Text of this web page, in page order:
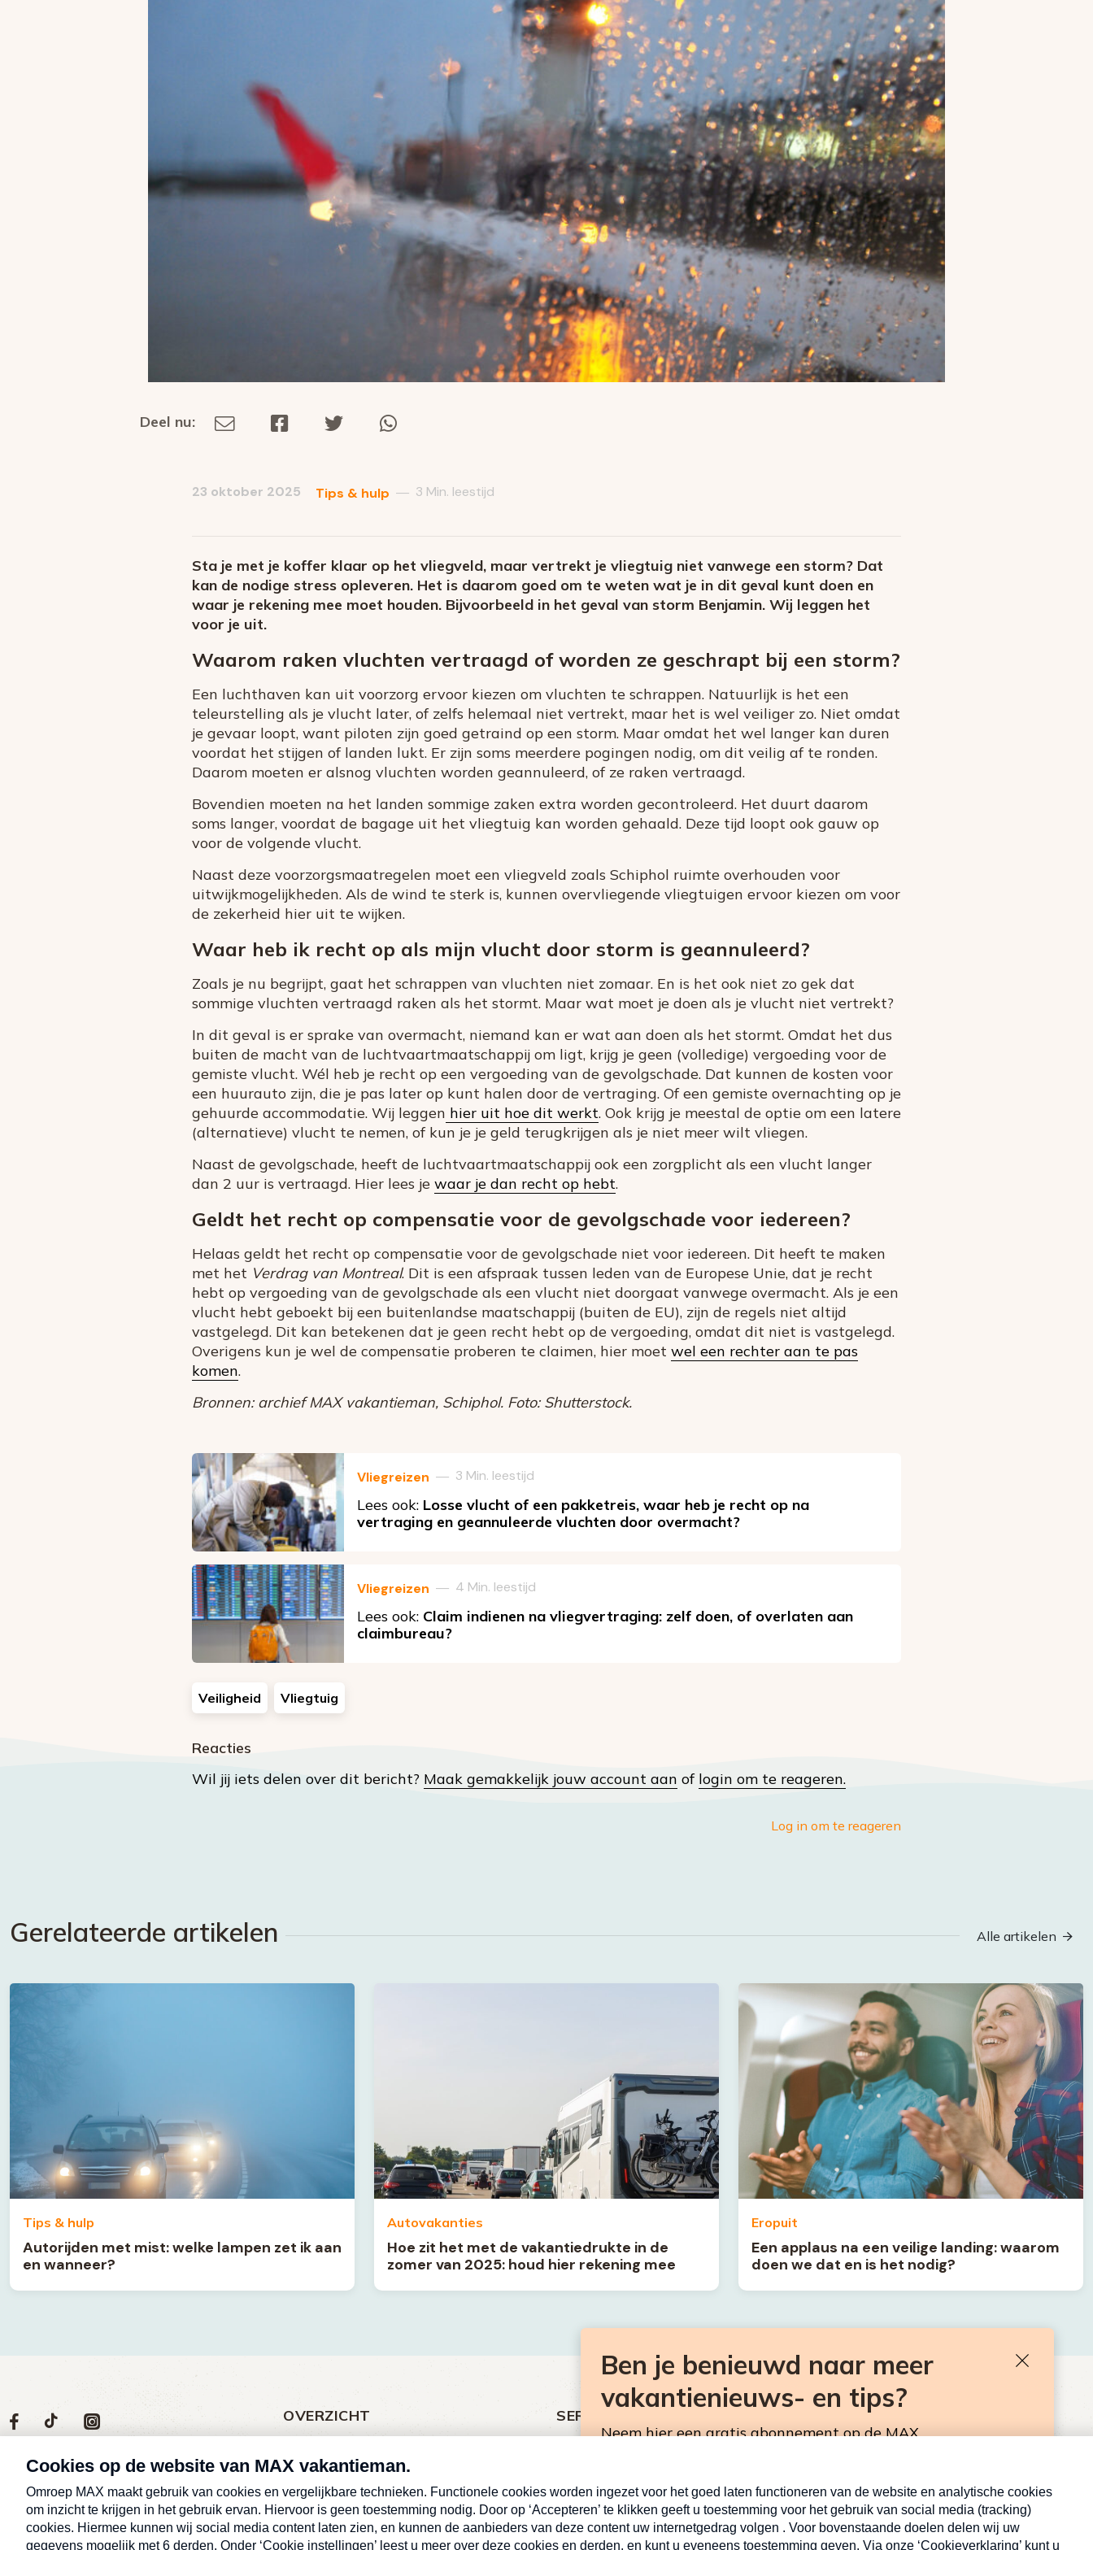
Deel
Deel nu:
mail
23 oktober 2025 Tips & hulp — 3 Min. leestijd
Sta je met je koffer klaar op het vliegveld, maar vertrekt je vliegtuig niet vanwege een storm? Dat
kan de nodige stress opleveren. Het is daarom goed om te weten wat je in dit geval kunt doen en
waar je rekening mee moet houden. Bijvoorbeeld in het geval van storm Benjamin. Wij leggen het
voor je uit.
Waarom raken vluchten vertraagd of worden ze geschrapt bij een storm?
Een luchthaven kan uit voorzorg ervoor kiezen om vluchten te schrappen. Natuurlijk is het een
teleurstelling als je vlucht later, of zelfs helemaal niet vertrekt, maar het is wel veiliger zo. Niet omdat
je gevaar loopt, want piloten zijn goed getraind op een storm. Maar omdat het wel langer kan duren
voordat het stijgen of landen lukt. Er zijn soms meerdere pogingen nodig, om dit veilig af te ronden.
Daarom moeten er alsnog vluchten worden geannuleerd, of ze raken vertraagd.
Bovendien moeten na het landen sommige zaken extra worden gecontroleerd. Het duurt daarom
soms langer, voordat de bagage uit het vliegtuig kan worden gehaald. Deze tijd loopt ook gauw op
voor de volgende vlucht.
Naast deze voorzorgsmaatregelen moet een vliegveld zoals Schiphol ruimte overhouden voor
uitwijkmogelijkheden. Als de wind te sterk is, kunnen overvliegende vliegtuigen ervoor kiezen om voor
de zekerheid hier uit te wijken.
Waar heb ik recht op als mijn vlucht door storm is geannuleerd?
Zoals je nu begrijpt, gaat het schrappen van vluchten niet zomaar. En is het ook niet zo gek dat
sommige vluchten vertraagd raken als het stormt. Maar wat moet je doen als je vlucht niet vertrekt?
In dit geval is er sprake van overmacht, niemand kan er wat aan doen als het stormt. Omdat het dus
buiten de macht van de luchtvaartmaatschappij om ligt, krijg je geen (volledige) vergoeding voor de
gemiste vlucht. Wél heb je recht op een vergoeding van de gevolgschade. Dat kunnen de kosten voor
een huurauto zijn, die je pas later op kunt halen door de vertraging. Of een gemiste overnachting op je
gehuurde accommodatie. Wij leggen hier uit hoe dit werkt. Ook krijg je meestal de optie om een latere
(alternatieve) vlucht te nemen, of kun je je geld terugkrijgen als je niet meer wilt vliegen.
Naast de gevolgschade, heeft de luchtvaartmaatschappij ook een zorgplicht als een vlucht langer
dan 2 uur is vertraagd. Hier lees je waar je dan recht op hebt.
Geldt het recht op compensatie voor de gevolgschade voor iedereen?
Helaas geldt het recht op compensatie voor de gevolgschade niet voor iedereen. Dit heeft te maken
met het Verdrag van Montreal. Dit is een afspraak tussen leden van de Europese Unie, dat je recht
hebt op vergoeding van de gevolgschade als een vlucht niet doorgaat vanwege overmacht. Als je een
vlucht hebt geboekt bij een buitenlandse maatschappij (buiten de EU), zijn de regels niet altijd
vastgelegd. Dit kan betekenen dat je geen recht hebt op de vergoeding, omdat dit niet is vastgelegd.
Overigens kun je wel de compensatie proberen te claimen, hier moet wel een rechter aan te pas
komen.
Bronnen: archief MAX vakantieman, Schiphol. Foto: Shutterstock.
Vliegreizen — 3 Min. leestijd
Lees ook: Losse vlucht of een pakketreis, waar heb je recht op na
vertraging en geannuleerde vluchten door overmacht?
Vliegreizen — 4 Min. leestijd
Lees ook: Claim indienen na vliegvertraging: zelf doen, of overlaten aan
claimbureau?
Veiligheid Vliegtuig
Reacties
Wil jij iets delen over dit bericht? Maak gemakkelijk jouw account aan of login om te reageren.
Log in om te reageren
Gerelateerde artikelen Alle artikelen
Tips & hulp
Autorijden met mist: welke lampen zet ik aan
en wanneer?
Autovakanties
Hoe zit het met de vakantiedrukte in de
zomer van 2025: houd hier rekening mee
Eropuit
Een applaus na een veilige landing: waarom
doen we dat en is het nodig?
Volg
ons
social
media
Social
media
Volg
op
Facebook
Volg
op
TikTok
Volg
op
Instagram
Max
OVERZICHT
Nieuws
Over MAX vakantieman
Afleveringen
Cookieverklaring
SERVICE
MAX Meldpunt
Pers
Contact
BEN JE BENIEUWD NAAR MEER
VAKANTIENIEUWS- EN TIPS?
de mailbox.
E-
Inschrijven
Ben je benieuwd naar meer
vakantienieuws- en tips?
Neem hier een gratis abonnement op de MAX
E-
mailadres
Inschrijven